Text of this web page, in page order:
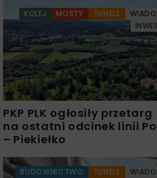
KOLEJ MOSTY TUNELE
PKP PLK ogłosiły przetarg
na ostatni odcinek linii
– Piekiełko
BUDOWNICTWO TUNELE